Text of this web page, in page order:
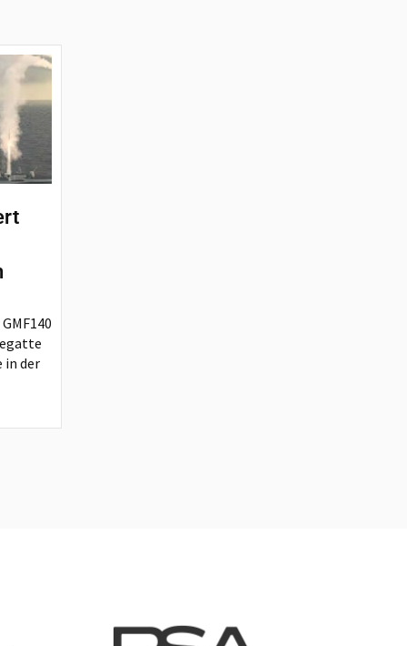
in der